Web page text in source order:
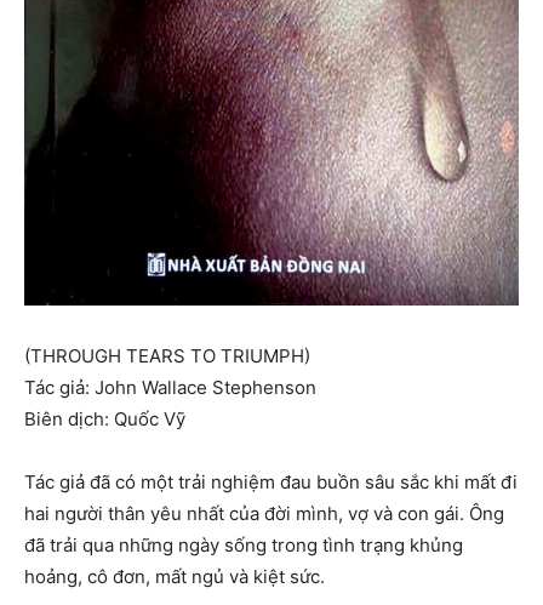
(THROUGH TEARS TO TRIUMPH)
Tác giả: John Wallace Stephenson
Biên dịch: Quốc Vỹ
Tác giả đã có một trải nghiệm đau buồn sâu sắc khi mất đi
hai người thân yêu nhất của đời mình, vợ và con gái. Ông
đã trải qua những ngày sống trong tình trạng khủng
hoảng, cô đơn, mất ngủ và kiệt sức.